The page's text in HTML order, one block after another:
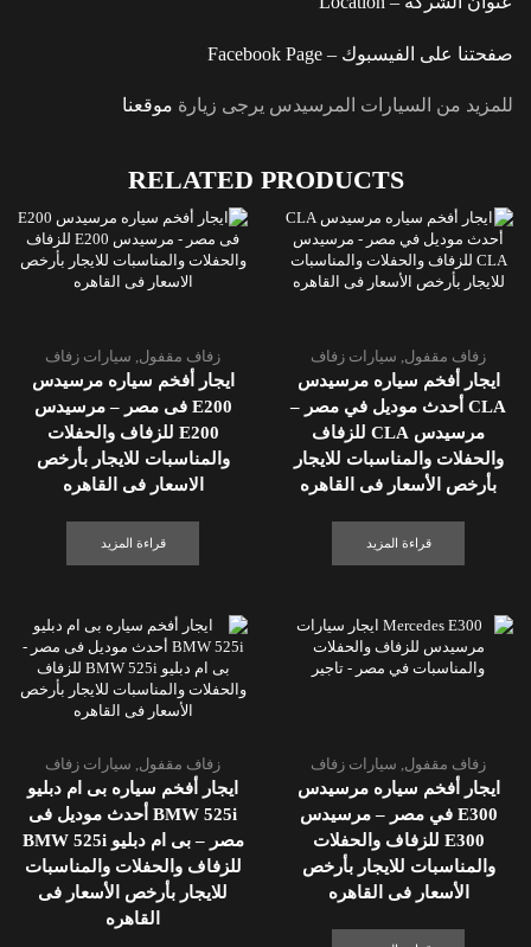
صفحتنا على الفيسبوك – Facebook Page
للمزيد من السيارات المرسيدس يرجى زيارة موقعنا
RELATED PRODUCTS
زفاف مقفول, سيارات زفاف
ايجار أفخم سياره مرسيدس
CLA أحدث موديل في مصر –
مرسيدس CLA للزفاف
والحفلات والمناسبات للايجار
بأرخص الأسعار فى القاهره
قراءة المزيد
زفاف مقفول, سيارات زفاف
ايجار أفخم سياره مرسيدس
E200 فى مصر – مرسيدس
E200 للزفاف والحفلات
والمناسبات للايجار بأرخص
الاسعار فى القاهره
قراءة المزيد
زفاف مقفول سيارات زفاف
ايجار أفخم سياره مرسيدس
E300 في مصر – مرسيدس
E300 للزفاف والحفلات
والمناسبات للايجار بأرخص
الأسعار فى القاهره
زفاف مقفول سيارات زفاف
ايجار أفخم سياره بى ام دبليو
BMW 525i أحدث موديل فى
مصر – بى ام دبليو BMW 525i
للزفاف والحفلات والمناسبات
للايجار بأرخص الأسعار فى
القاهره